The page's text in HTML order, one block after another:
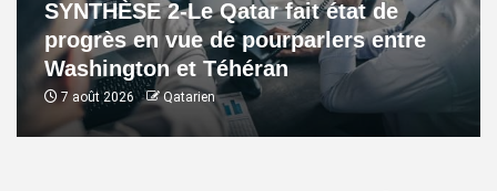
SYNTHÈSE 2-Le Qatar fait état de
progrès en vue de pourparlers entre
Washington et Téhéran
7 août 2026 Qatarien